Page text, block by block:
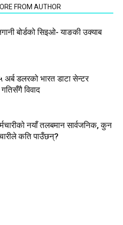
FROM AUTHOR
बोर्डको सिइओ- याङकी उक्याब
डलरको भारत डाटा सेन्टर
गतिसँगै विवाद
नयाँ तलबमान सार्वजनिक, कुन
कति पाउँछन्?